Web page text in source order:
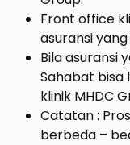
Front office
asuransi
Bila asuransi
Sahabat bisa
klinik MHDC
Catatan :
berbeda –